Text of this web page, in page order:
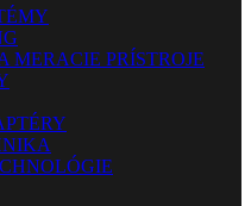
MERACIE PRÍSTROJE